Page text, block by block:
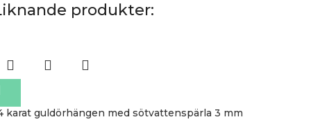
produkter:
karat guldörhängen med sötvattenspärla 3 mm